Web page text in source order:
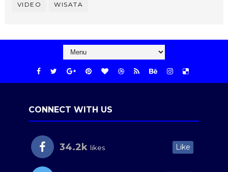
VIDEO WISATA
CONNECT WITH US
34.2k likes Like